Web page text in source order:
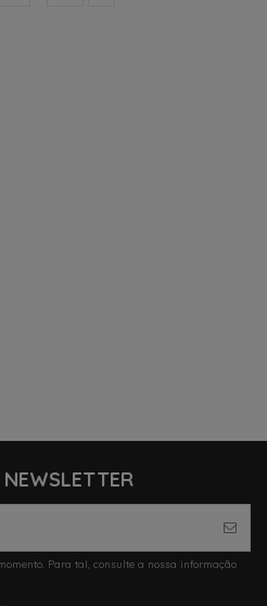
Para tal, consulte a nossa informação